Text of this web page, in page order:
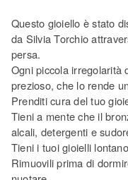
Questo gioiello è stato
da Silvia Torchio
persa.
Ogni piccola irregolarità
prezioso, che lo rende
Prenditi cura del tuo
Tieni a mente che il
alcali, detergenti e
Tieni i tuoi gioielli
Rimuovili prima di